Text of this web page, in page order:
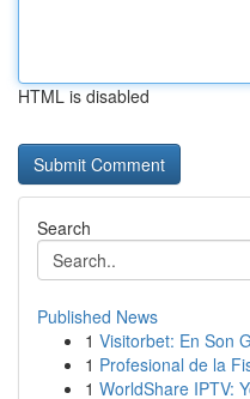
HTML is disabled
Search
Published News
1 Visitorbet: En Son
1 Profesional de la
1 WorldShare IPTV: